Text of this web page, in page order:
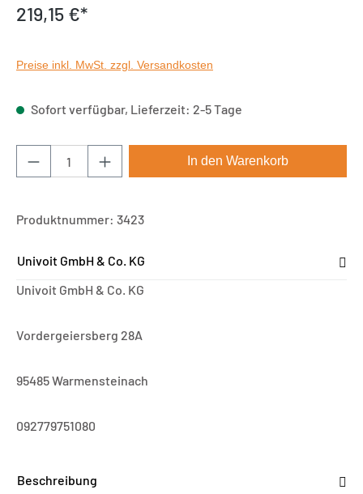
219,15 €*
Preise inkl. MwSt. zzgl. Versandkosten
Sofort verfügbar, Lieferzeit: 2-5 Tage
Produkt Anzahl: Gib den gewünschten
In den Warenkorb
Produktnummer: 3423
Univoit GmbH & Co. KG
Univoit GmbH & Co. KG
Vordergeiersberg 28A
95485 Warmensteinach
092779751080
Beschreibung